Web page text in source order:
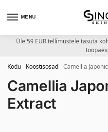
MENU
Üle 59 EUR tellimustele tasuta
Kodu- Koostisosad-Camellia
Camellia
Extract